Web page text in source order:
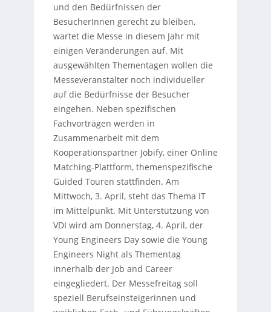
und den Bedürfnissen der
BesucherInnen gerecht zu bleiben,
wartet die Messe in diesem Jahr mit
einigen Veränderungen auf. Mit
ausgewählten Thementagen wollen die
Messeveranstalter noch individueller
auf die Bedürfnisse der Besucher
eingehen. Neben spezifischen
Fachvorträgen werden in
Zusammenarbeit mit dem
Kooperationspartner Jobify, einer Online
Matching-Plattform, themenspezifische
Guided Touren stattfinden. Am
Mittwoch, 3. April, steht das Thema IT
im Mittelpunkt. Mit Unterstützung von
VDI wird am Donnerstag, 4. April, der
Young Engineers Day sowie die Young
Engineers Night als Thementag
innerhalb der Job and Career
eingegliedert. Der Messefreitag soll
speziell Berufseinsteigerinnen und